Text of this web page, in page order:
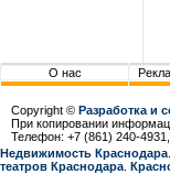
О нас
Copyright © Разработка и
При копировании
Телефон: +7 (861) 240-
Недвижимость Краснодара
театров Краснодара